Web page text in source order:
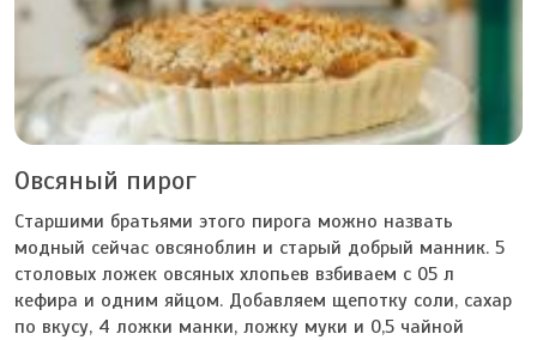
Овсяный пирог
Старшими братьями этого пирога можно назвать
модный сейчас овсяноблин и старый добрый манник. 5
столовых ложек овсяных хлопьев взбиваем с 05 л
кефира и одним яйцом. Добавляем щепотку соли, сахар
по вкусу, 4 ложки манки, ложку муки и 0,5 чайной